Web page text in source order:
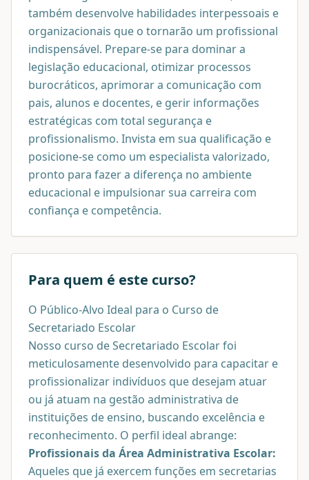
também desenvolve habilidades interpessoais e
organizacionais que o tornarão um profissional
indispensável. Prepare-se para dominar a
legislação educacional, otimizar processos
burocráticos, aprimorar a comunicação com
pais, alunos e docentes, e gerir informações
estratégicas com total segurança e
profissionalismo. Invista em sua qualificação e
posicione-se como um especialista valorizado,
pronto para fazer a diferença no ambiente
educacional e impulsionar sua carreira com
confiança e competência.
Para quem é este curso?
O Público-Alvo Ideal para o Curso de
Secretariado Escolar
Nosso curso de Secretariado Escolar foi
meticulosamente desenvolvido para capacitar e
profissionalizar indivíduos que desejam atuar
ou já atuam na gestão administrativa de
instituições de ensino, buscando excelência e
reconhecimento. O perfil ideal abrange:
Profissionais da Área Administrativa Escolar:
Aqueles que já exercem funções em secretarias